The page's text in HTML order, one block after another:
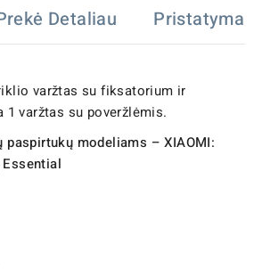
Detaliau Pristatymas
varžtas su fiksatorium ir
1 varžtas su poveržlėmis.
modeliams – XIAOMI:
Essential